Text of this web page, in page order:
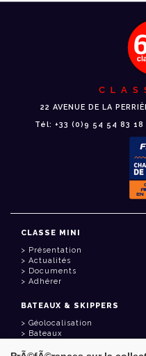
22 AVENUE DE LA
Tél: +33 (0)9 54 54 83 18
CLASSE MINI
Présentation
Actualités
Documents
Adhérer
BATEAUX & SKIPPERS
Géolocalisation
Bateaux